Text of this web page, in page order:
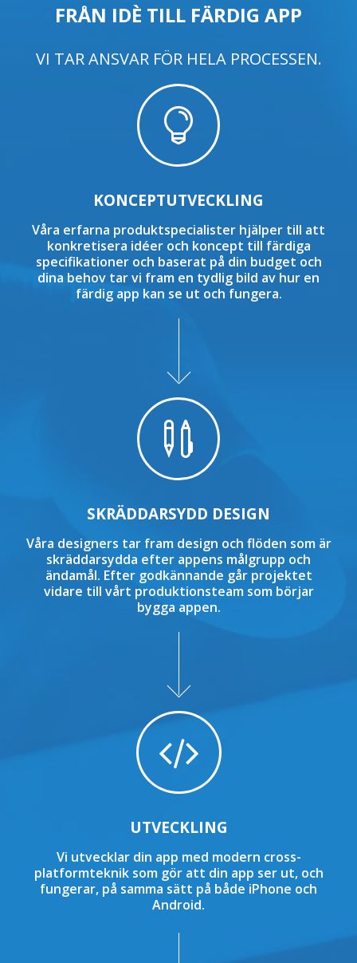
FRÅN IDÈ TILL FÄRDIG APP
VI TAR ANSVAR FÖR HELA PROCESSEN.

KONCEPTUTVECKLING
Våra erfarna produktspecialister hjälper till att
konkretisera idéer och koncept till färdiga
specifikationer och baserat på din budget och
dina behov tar vi fram en tydlig bild av hur en
färdig app kan se ut och fungera.

SKRÄDDARSYDD DESIGN
Våra designers tar fram design och flöden som är
skräddarsydda efter appens målgrupp och
ändamål. Efter godkännande går projektet
vidare till vårt produktionsteam som börjar
bygga appen.
UTVECKLING
Vi utvecklar din app med modern cross-
platformteknik som gör att din app ser ut, och
fungerar, på samma sätt på både iPhone och
Android.